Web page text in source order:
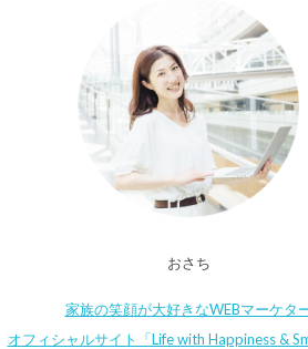
おさち
家族の笑顔が大好きなWEBマーケタ
オフィシャルサイト「Life with Happiness &